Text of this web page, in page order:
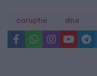
coruptie dna